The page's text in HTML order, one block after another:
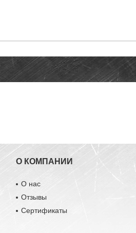
О КОМПАНИИ
О нас
Отзывы
Сертификаты